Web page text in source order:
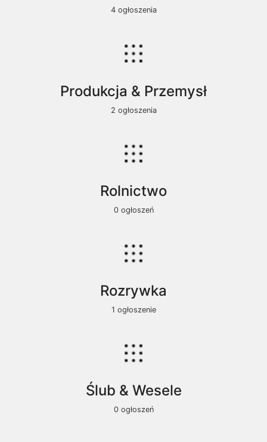
4 ogłoszenia
Produkcja & Przemysł
2 ogłoszenia
Rolnictwo
0 ogłoszeń
Rozrywka
1 ogłoszenie
Ślub & Wesele
0 ogłoszeń